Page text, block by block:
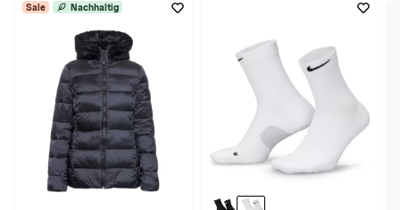
Sale Nachhaltig